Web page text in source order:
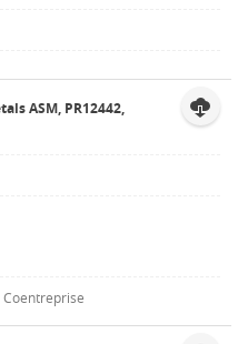
ASM, PR12442,